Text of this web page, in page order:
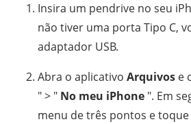
Insira um pendrive no seu
não tiver uma porta Tipo C,
adaptador USB.
Abra o aplicativo Arquivos e
" > " No meu iPhone ". Em
menu de três pontos e toque